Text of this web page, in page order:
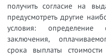
получить согласие на
предусмотреть другие
условия: определение
заключения,
срока выплаты